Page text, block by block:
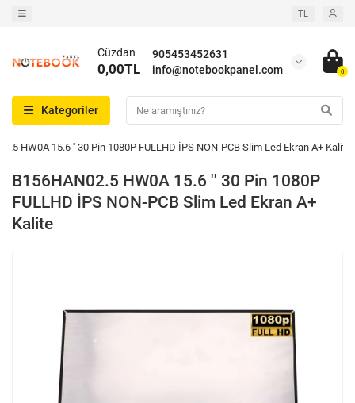
TL
905453452631
info@notebookpanel.com
Cüzdan
0,00TL 0
Kategoriler
HW0A 15.6 '' 30 Pin 1080P FULLHD İPS NON-PCB Slim Led Ekran A+ Kalite
B156HAN02.5 HW0A 15.6 '' 30 Pin 1080P
FULLHD İPS NON-PCB Slim Led Ekran A+
Kalite